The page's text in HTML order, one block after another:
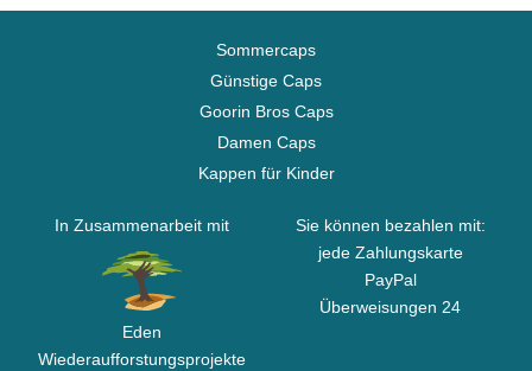
Sommercaps
Günstige Caps
Goorin Bros Caps
Damen Caps
Kappen für Kinder
In Zusammenarbeit mit
Eden
Wiederaufforstungsprojekte
Sie können bezahlen mit:
jede Zahlungskarte
PayPal
Überweisungen 24